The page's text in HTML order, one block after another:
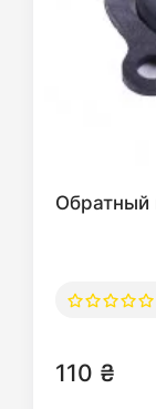
Обратный
110 ₴